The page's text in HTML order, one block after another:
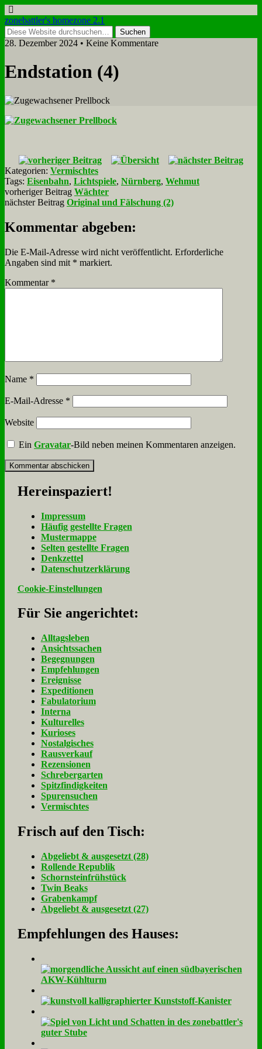
zonebattler's homezone 2.1
28. Dezember 2024 • Keine Kommentare
End­sta­ti­on (4)
Kategorien: Vermischtes
Tags: Eisenbahn, Lichtspiele, Nürnberg, Wehmut
vorheriger Beitrag Wächter
nächster Beitrag Original und Fälschung (2)
Kommentar abgeben:
Die E-Mail-Adresse wird nicht veröffentlicht. Erforderliche
Angaben sind mit * markiert.
Kommentar *
Name *
E-Mail-Adresse *
Website
EinGravatar-Bild neben meinen Kommentaren anzeigen.
Her­ein­spa­ziert!
Im­pres­sum
Häu­fig ge­stell­te Fra­gen
Mu­ster­map­pe
Sel­ten ge­stell­te Fra­gen
Denk­zet­tel
Da­ten­schutz­er­klä­rung
Cookie-Einstellungen
Für Sie an­ge­rich­tet:
Alltagsleben
Ansichtssachen
Begegnungen
Empfehlungen
Ereignisse
Expeditionen
Fabulatorium
Interna
Kulturelles
Kurioses
Nostalgisches
Rausverkauf
Rezensionen
Schrebergarten
Spitzfindigkeiten
Spurensuchen
Vermischtes
Frisch auf den Tisch:
Ab­ge­liebt & aus­ge­setzt (28)
Rol­len­de Re­pu­blik
Schorn­stein­früh­stück
Twin Beaks
Gra­ben­kampf
Ab­ge­liebt & aus­ge­setzt (27)
Empfehlungen des Hauses: